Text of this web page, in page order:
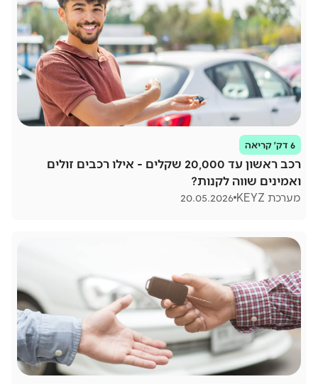
6 דק׳ קריאה
רכב ראשון עד 20,000 שקלים - אילו רכבים זולים
ואמינים שווה לקנות?
מערכת KEYZ 20.05.2026